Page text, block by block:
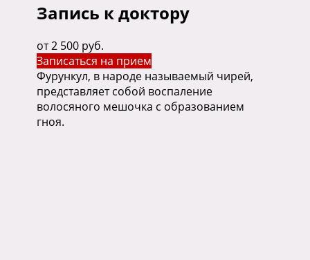
Запись к доктору
от 2 500 руб.
Записаться на прием
Фурункул, в народе называемый чирей,
представляет собой воспаление
волосяного мешочка с образованием
гноя.